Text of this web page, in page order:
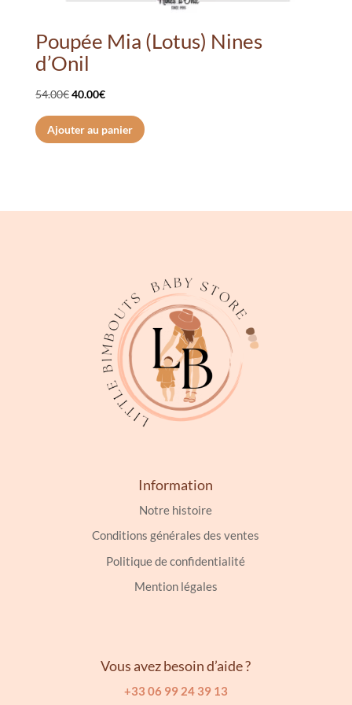
Poupée Mia (Lotus) Nines
d’Onil
54.00€Le
prix
initial
40.00€Le
prix
actuel
Ajouter au panier
Information
Notre histoire
Conditions générales des ventes
Politique de confidentialité
Mention légales
Vous avez besoin d’aide ?
+33 06 99 24 39 13